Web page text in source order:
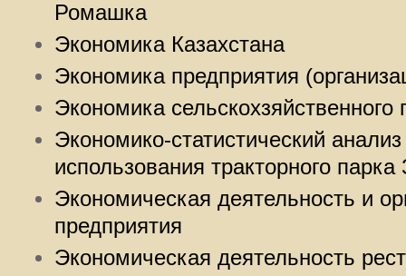
Ромашка
Экономика Казахстана
Экономика предприятия
Экономика сельскохзяйственного
Экономико-статистический
использования тракторного
Экономическая деятельность и
предприятия
Экономическая деятельность